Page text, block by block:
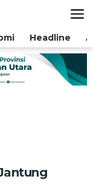
Headline